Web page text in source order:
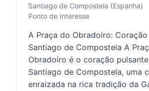
Santiago de Compostela (Espanha)
Ponto de Interesse
A Praça do Obradoiro:
Santiago de Compostela A
Obradoiro é o coração
Santiago de Compostela, uma
enraizada na rica tradição da